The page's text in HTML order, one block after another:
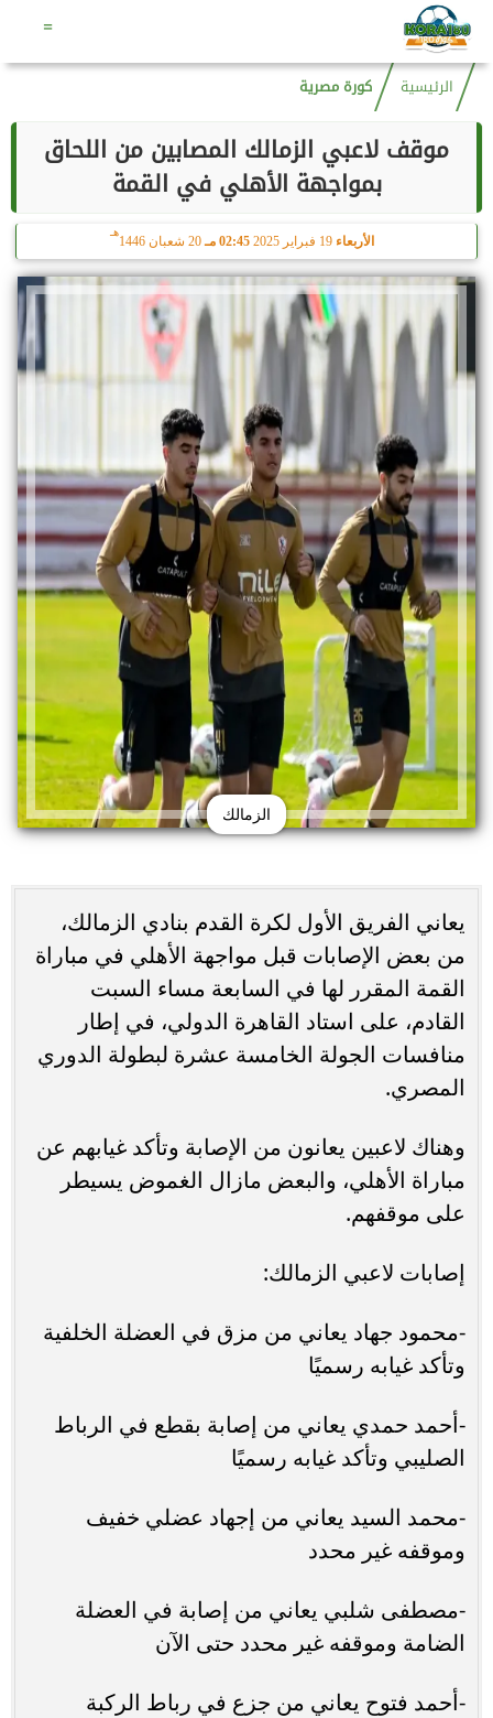
=
الرئيسية كورة مصرية
موقف لاعبي الزمالك المصابين من اللحاق
بمواجهة الأهلي في القمة
الأربعاء 02:45 مـ 20 شعبان 1446
هـ
الزمالك
يعاني الفريق الأول لكرة القدم بنادي الزمالك،
من بعض الإصابات قبل مواجهة الأهلي في مباراة
القمة المقرر لها في السابعة مساء السبت
القادم، على استاد القاهرة الدولي، في إطار
منافسات الجولة الخامسة عشرة لبطولة الدوري
المصري.
وهناك لاعبين يعانون من الإصابة وتأكد غيابهم عن
مباراة الأهلي، والبعض مازال الغموض يسيطر
على موقفهم.
إصابات لاعبي الزمالك:
-محمود جهاد يعاني من مزق في العضلة الخلفية
وتأكد غيابه رسميًا
-أحمد حمدي يعاني من إصابة بقطع في الرباط
الصليبي وتأكد غيابه رسميًا
-محمد السيد يعاني من إجهاد عضلي خفيف
وموقفه غير محدد
-مصطفى شلبي يعاني من إصابة في العضلة
الضامة وموقفه غير محدد حتى الآن
-أحمد فتوح يعاني من جزع في رباط الركبة